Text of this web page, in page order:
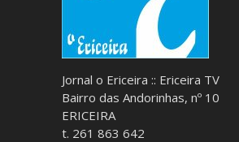
Jornal o Ericeira :: Ericeira TV
Bairro das Andorinhas, nº 10
ERICEIRA
t. 261 863 642